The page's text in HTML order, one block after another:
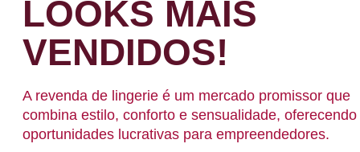
LOOKS MAIS
VENDIDOS!
A revenda de lingerie é um mercado promissor que
combina estilo, conforto e sensualidade, oferecendo
oportunidades lucrativas para empreendedores.